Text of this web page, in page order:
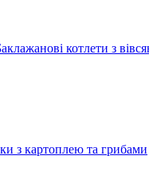
котлети з
картоплею та грибами